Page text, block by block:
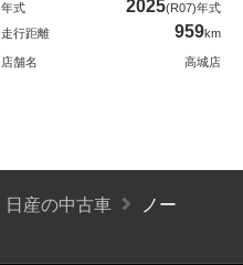
年式 2025(R07)年式
走行距離
959km
店舗名 高城店
日産の中古車
ノー